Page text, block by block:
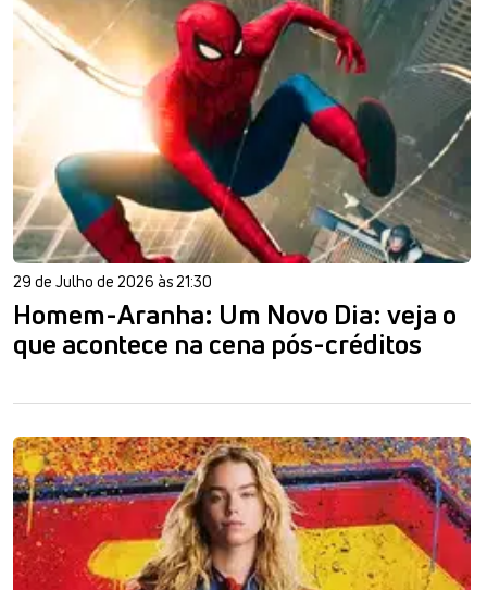
29 de Julho de 2026 às 21:30
Homem-Aranha: Um Novo Dia: veja o
que acontece na cena pós-créditos